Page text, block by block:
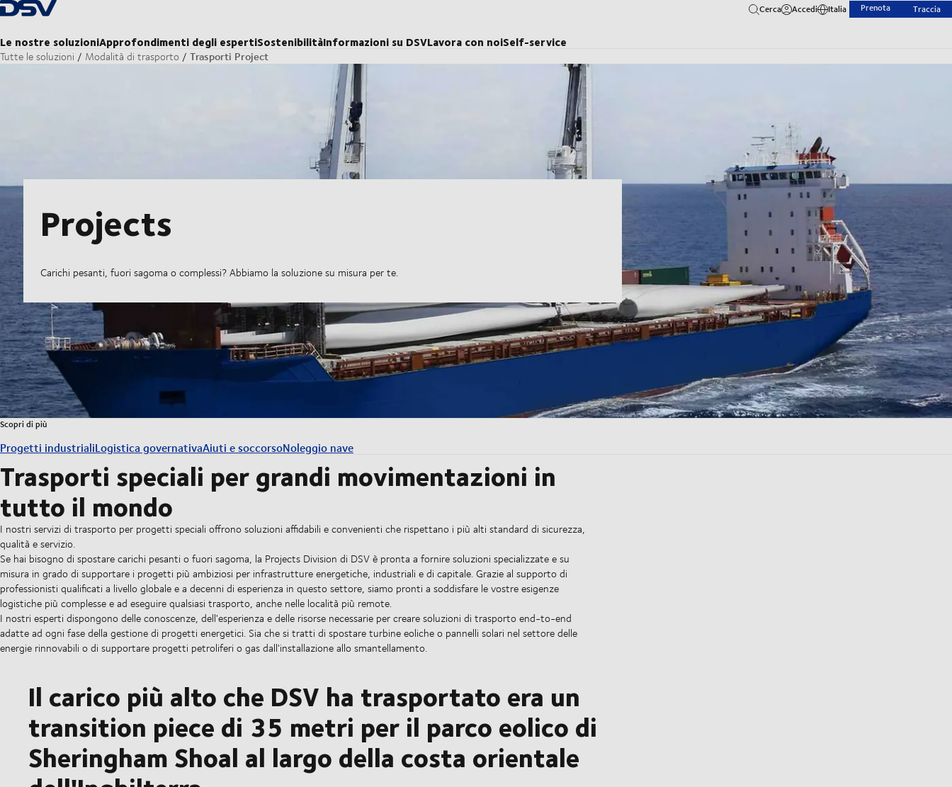
Torna alla pagina iniziale
Le nostre soluzioniApprofondimenti degli espertiSostenibilitàInformazioni su DSVLavora con noiSelf-service
Cerca Accedi Italia Prenota Traccia
Tutte le soluzioni Modalità di trasporto Trasporti Project
Projects
Carichi pesanti, fuori sagoma o complessi? Abbiamo la soluzione su misura per te.
Scopri di più
Progetti industrialiLogistica governativaAiuti e soccorsoNoleggio nave
Trasporti speciali per grandi movimentazioni in
tutto il mondo
I nostri servizi di trasporto per progetti speciali offrono soluzioni affidabili e convenienti che rispettano i più alti standard di sicurezza,
qualità e servizio.
Se hai bisogno di spostare carichi pesanti o fuori sagoma, la Projects Division di DSV è pronta a fornire soluzioni specializzate e su
misura in grado di supportare i progetti più ambiziosi per infrastrutture energetiche, industriali e di capitale. Grazie al supporto di
professionisti qualificati a livello globale e a decenni di esperienza in questo settore, siamo pronti a soddisfare le vostre esigenze
logistiche più complesse e ad eseguire qualsiasi trasporto, anche nelle località più remote.
I nostri esperti dispongono delle conoscenze, dell'esperienza e delle risorse necessarie per creare soluzioni di trasporto end-to-end
adatte ad ogni fase della gestione di progetti energetici. Sia che si tratti di spostare turbine eoliche o pannelli solari nel settore delle
energie rinnovabili o di supportare progetti petroliferi o gas dall'installazione allo smantellamento.
Il carico più alto che DSV ha trasportato era un
transition piece di 35 metri per il parco eolico di
Sheringham Shoal al largo della costa orientale